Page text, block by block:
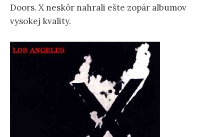
Doors. X neskôr nahrali ešte zopár albumov
vysokej kvality.